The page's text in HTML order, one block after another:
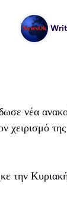
νέα
χειρισμό
την